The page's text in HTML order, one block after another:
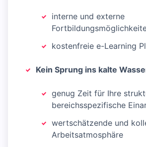
interne und externe
kostenfreie e-Learning
Kein Sprung ins kalte
genug Zeit für Ihre
bereichsspezifische
wertschätzende und
Arbeitsatmosphäre